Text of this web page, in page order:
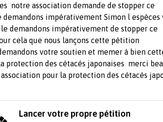
notre association demande de stopper ce
demandons impérativement Simon l espèces
demandons impérativement de stopper ce
cela que nous lançons cette pétition
votre soutien et memer à bien
protection des cétacés japonaises merci
pour la protection des cétacés
Lancer votre propre pétition